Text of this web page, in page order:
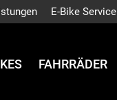
E-Bike Service
FAHRRÄDER